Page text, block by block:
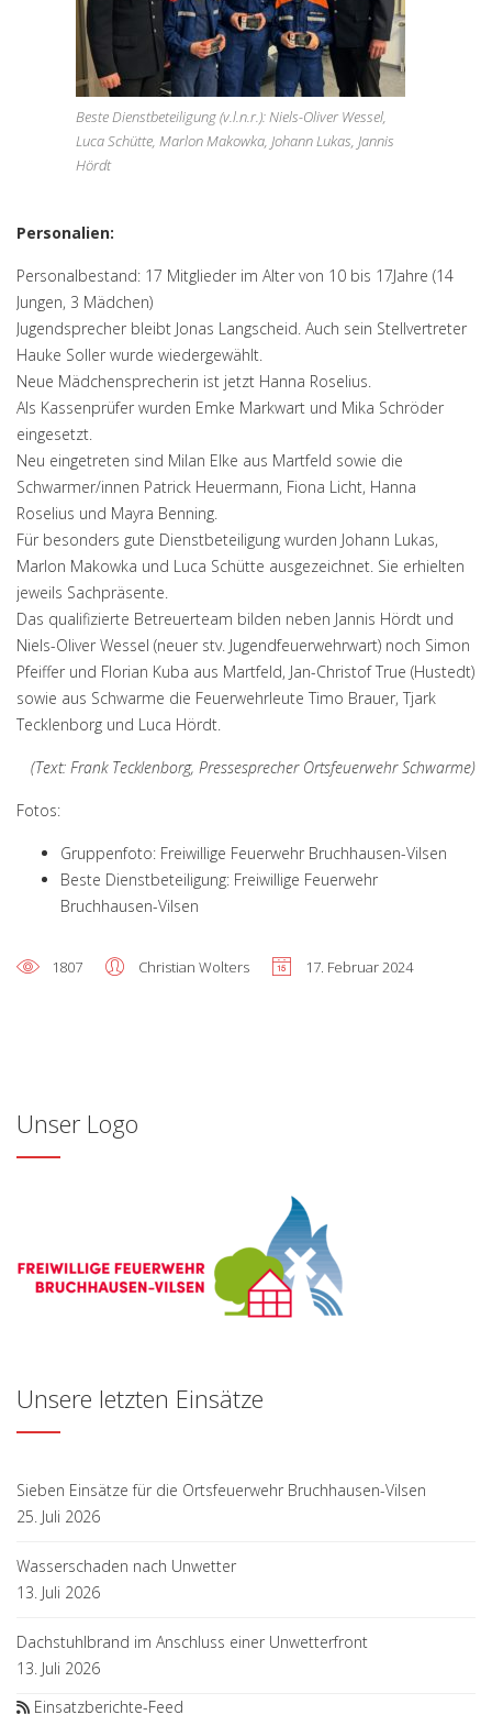
Beste Dienstbeteiligung (v.l.n.r.): Niels-Oliver Wessel,
Luca Schütte, Marlon Makowka, Johann Lukas, Jannis
Hördt
Personalien:
Personalbestand: 17 Mitglieder im Alter von 10 bis 17Jahre (14
Jungen, 3 Mädchen)
Jugendsprecher bleibt Jonas Langscheid. Auch sein Stellvertreter
Hauke Soller wurde wiedergewählt.
Neue Mädchensprecherin ist jetzt Hanna Roselius.
Als Kassenprüfer wurden Emke Markwart und Mika Schröder
eingesetzt.
Neu eingetreten sind Milan Elke aus Martfeld sowie die
Schwarmer/innen Patrick Heuermann, Fiona Licht, Hanna
Roselius und Mayra Benning.
Für besonders gute Dienstbeteiligung wurden Johann Lukas,
Marlon Makowka und Luca Schütte ausgezeichnet. Sie erhielten
jeweils Sachpräsente.
Das qualifizierte Betreuerteam bilden neben Jannis Hördt und
Niels-Oliver Wessel (neuer stv. Jugendfeuerwehrwart) noch Simon
Pfeiffer und Florian Kuba aus Martfeld, Jan-Christof True (Hustedt)
sowie aus Schwarme die Feuerwehrleute Timo Brauer, Tjark
Tecklenborg und Luca Hördt.
(Text: Frank Tecklenborg, Pressesprecher Ortsfeuerwehr Schwarme)
Fotos:
Gruppenfoto: Freiwillige Feuerwehr Bruchhausen-Vilsen
Beste Dienstbeteiligung: Freiwillige Feuerwehr
Bruchhausen-Vilsen
1807 Christian Wolters 17. Februar 2024
Unser Logo
Unsere letzten Einsätze
Sieben Einsätze für die Ortsfeuerwehr Bruchhausen-Vilsen
25. Juli 2026
Wasserschaden nach Unwetter
13. Juli 2026
Dachstuhlbrand im Anschluss einer Unwetterfront
13. Juli 2026
Einsatzberichte-Feed